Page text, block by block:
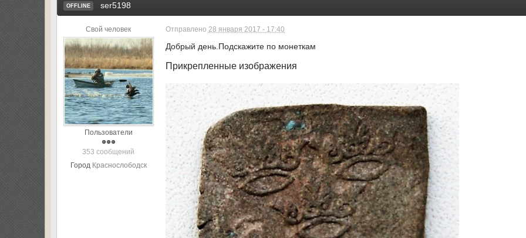
OFFLINE ser5198
Свой человек
Пользователи
353 сообщений
Город Краснослободск
Отправлено28 января 2017 - 17:40
Добрый день.Подскажите по монеткам
Прикрепленные изображения